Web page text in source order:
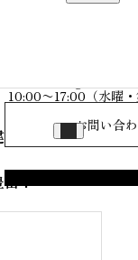
10:00〜17:00（水曜
お問い合
建
富！